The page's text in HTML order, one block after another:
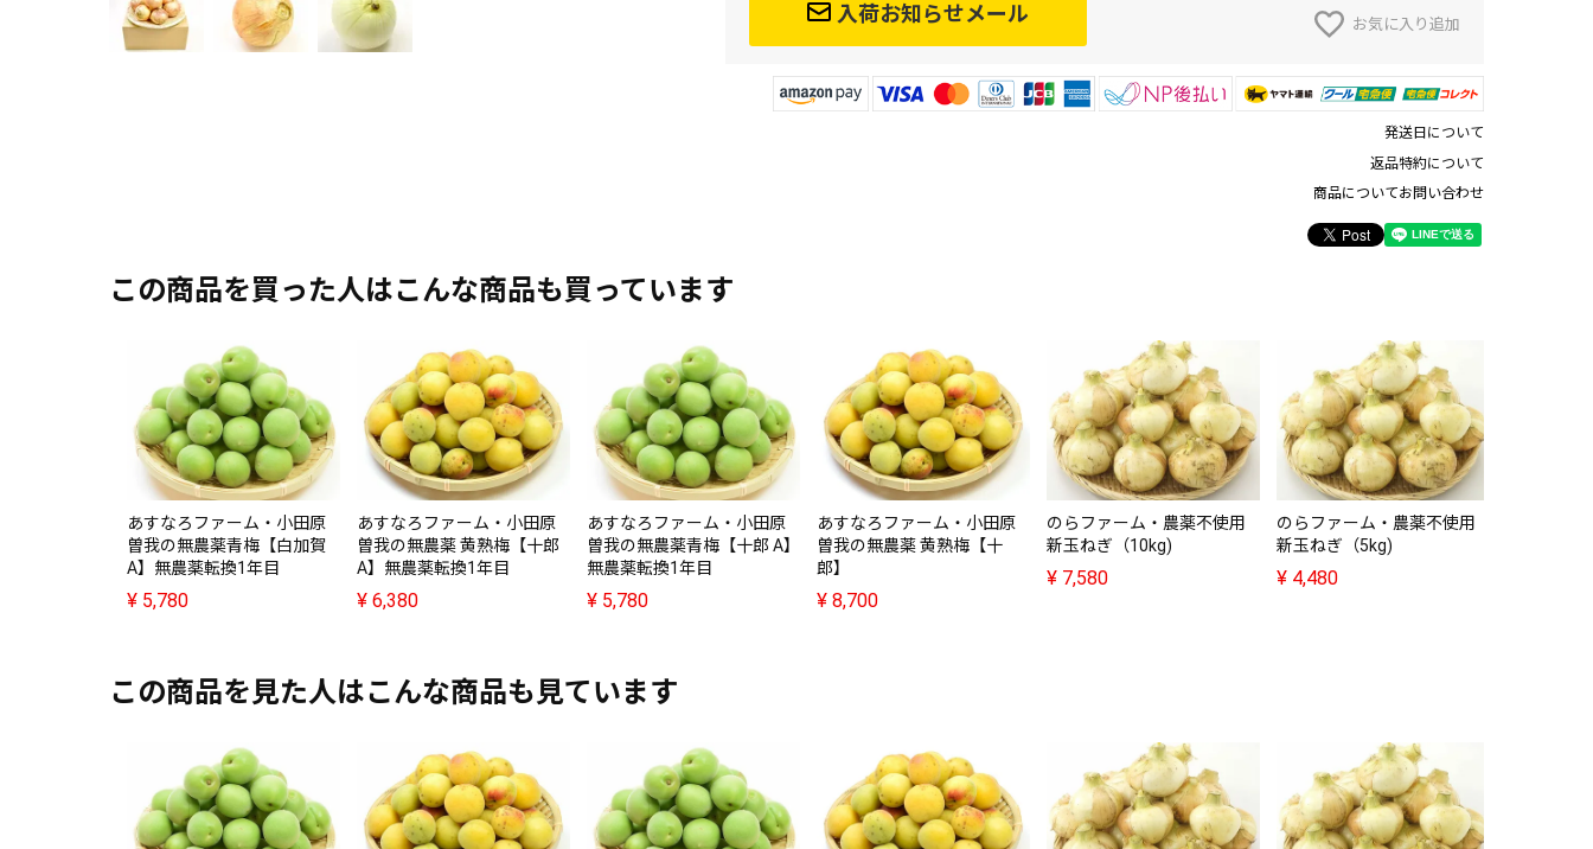
お気に入り追加
入荷お知らせメール
発送日について
返品特約について
商品についてお問い合わせ
この商品を買った人はこんな商品も買っています
あすなろファーム・小田原
曽我の無農薬青梅【白加賀
A】無農薬転換1年目
¥ 5,780
あすなろファーム・小田原
曽我の無農薬 黄熟梅【十郎
A】無農薬転換1年目
¥ 6,380
あすなろファーム・小田原
曽我の無農薬青梅【十郎 A】
無農薬転換1年目
¥ 5,780
あすなろファーム・小田原
曽我の無農薬 黄熟梅【十
郎】
¥ 8,700
のらファーム・農薬不使用
新玉ねぎ（10kg)
¥ 7,580
のらファーム・農薬不使用
新玉ねぎ（5kg)
¥ 4,480
この商品を見た人はこんな商品も見ています